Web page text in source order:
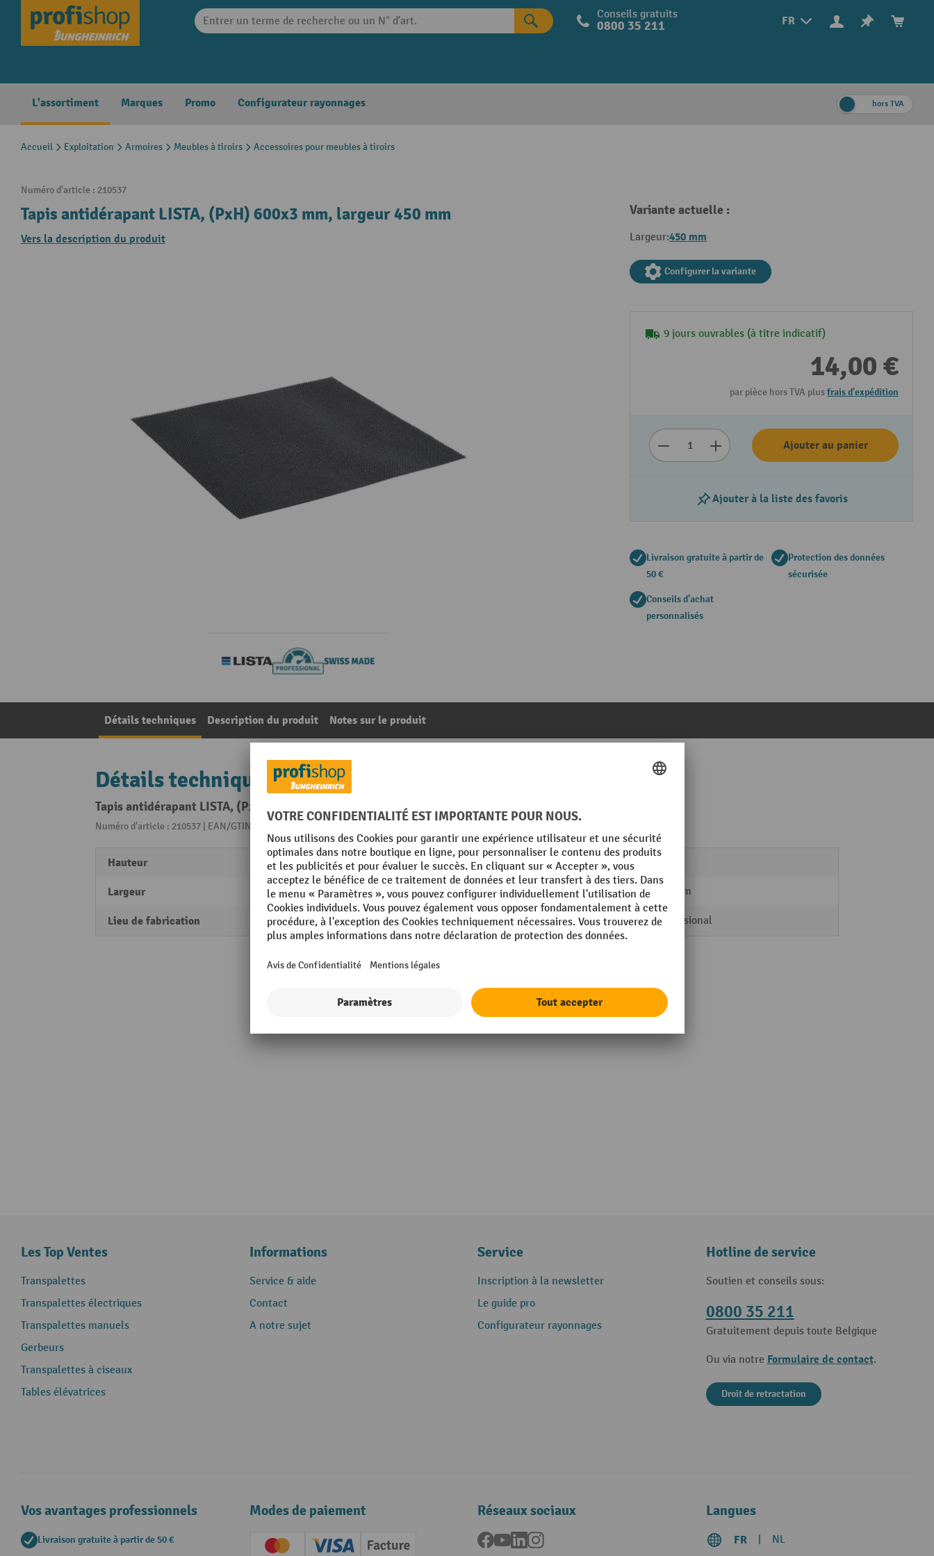
Skip to main navigation FR
Conseils gratuits
0800 35 211
L'assortiment Marques Promo Configurateur rayonnages hors TVA
Accueil Exploitation Armoires Meubles à tiroirs Accessoires pour meubles à tiroirs
Numéro d'article : 210537
Tapis antidérapant LISTA, (PxH) 600x3 mm, largeur 450 mm
Vers la description du produit
Variante actuelle :
Largeur:450 mm
Configurer la variante
9 jours ouvrables (à titre indicatif)
14,00 €
par pièce hors TVA plusfrais d'expédition
Ajouter au panier
Ajouter à la liste des favoris
Livraison gratuite à partir de
50 €
Protection des données
sécurisée
Conseils d'achat
personnalisés
Détails techniques Description du produit Notes sur le produit
Détails techniques
Tapis antidérapant LISTA, (PxH) 600x3 mm, largeur 450 mm
Numéro d'article : 210537 | EAN/GTIN: 7612269037807
Hauteur 3
Largeur 450 mm
Lieu de fabrication Swiss Made
Marque
Profondeur 600 mm
Rubrique Professional
Les Top Ventes
Transpalettes
Transpalettes électriques
Transpalettes manuels
Gerbeurs
Transpalettes à ciseaux
Tables élévatrices
Informations
Service & aide
Contact
A notre sujet
Service
Inscription à la newsletter
Le guide pro
Configurateur rayonnages
Hotline de service
Soutien et conseils sous:
0800 35 211
Gratuitement depuis toute Belgique
Ou via notre Formulaire de contact.
Droit de retractation
Vos avantages professionnels
Livraison gratuite à partir de 50 €
Modes de paiement
Creditcard (Master)Creditcard (Visa)
Facture
Réseaux sociaux
Facebook
YouTubeLinkedInInstagram
Langues
FR NL